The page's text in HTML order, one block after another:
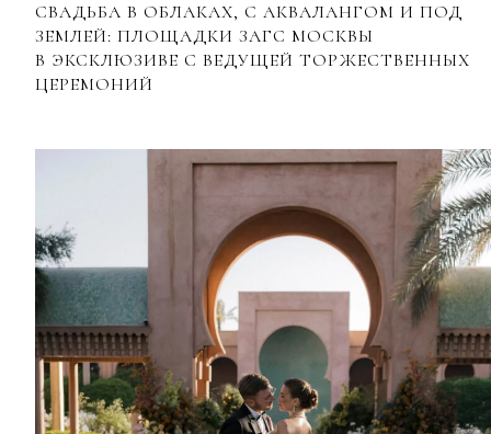
СВАДЬБА В ОБЛАКАХ, С АКВАЛАНГОМ И ПОД
ЗЕМЛЕЙ: ПЛОЩАДКИ ЗАГС МОСКВЫ
В ЭКСКЛЮЗИВЕ С ВЕДУЩЕЙ ТОРЖЕСТВЕННЫХ
ЦЕРЕМОНИЙ